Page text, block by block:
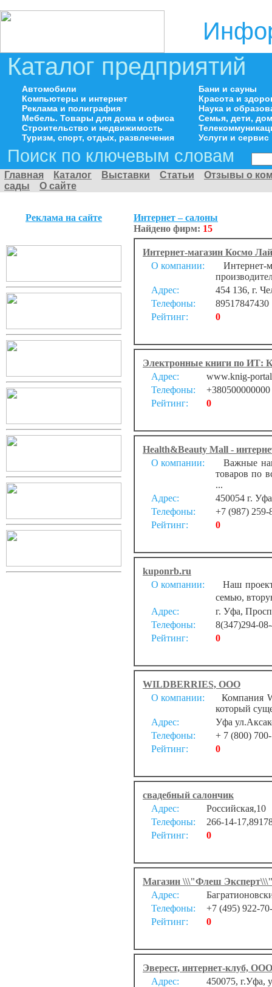
Каталог предприятий
Автомобили
Компьютеры и интернет
Реклама и полиграфия
Мебель. Товары для дома и офиса
Строительство и недвижимость
Туризм, спорт, отдых, развлечения
Бани и сауны
Красота и
Наука и
Семья, дети,
Услуги и сервис
Поиск по ключевым словам
Главная Каталог Выставки Статьи
Отзывы о
сады
О сайте
Реклама на сайте
Интернет – салоны
Найдено фирм: 15
Интернет-магазин Космо
О компании:
Интернет-
Адрес:
454 136, г.
Телефоны:
89517847430
Рейтинг:
0
Электронные книги по ИТ:
Адрес:
www.knig-
Телефоны:
+380500000000
Рейтинг:
0
Health&Beauty Mall -
О компании:
Важные
товаров по
...
Адрес:
450054 г.
Телефоны:
+7 (987) 259-
Рейтинг:
0
kuponrb.ru
О компании:
Наш
семью,
Адрес:
г. Уфа,
Телефоны:
8(347)294-
Рейтинг:
0
WILDBERRIES, OOO
О компании:
Компания
который
Адрес:
Уфа
Телефоны:
+ 7 (800)
Рейтинг:
0
свадебный салончик
Адрес:
Российская,10
Телефоны:
266-14-
Рейтинг:
0
Магазин \\\"Флеш
Адрес:
Телефоны:
+7 (495) 922-
Рейтинг:
0
Эверест, интернет-клуб,
Адрес:
450075, г.Уфа,